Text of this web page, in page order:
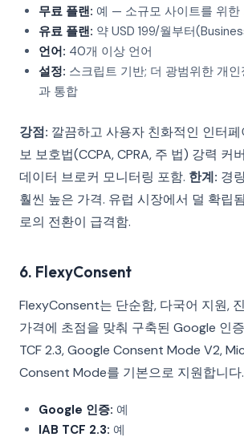
무료 플랜: 예 — 소규모 사이트를 위한
유료 플랜: 약 USD 199/월부터
언어: 40개 이상 언어
설정: 스크립트 기반; 더 광범위한 개
과 통합
강점: 깔끔하고 사용자 친화적인 인터
보 보호법(CCPA, CPRA, 주 법) 강력 커
데이터 브로커 모니터링 포함. 한계: 경
훨씬 높은 가격. 유럽 시장에서 덜 확립
로의 전환이 급격함.
6. FlexyConsent
FlexyConsent는 단순함, 다국어 지원,
가격에 초점을 맞춰 구축된 Google 인
TCF 2.3, Google Consent Mode V2,
Consent Mode를 기본으로 지원합니다.
Google 인증: 예
IAB TCF 2.3: 예